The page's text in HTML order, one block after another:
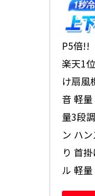
P5倍!!
楽天1
け扇風
音 軽
量3段
ン ハ
り 首
ル 軽